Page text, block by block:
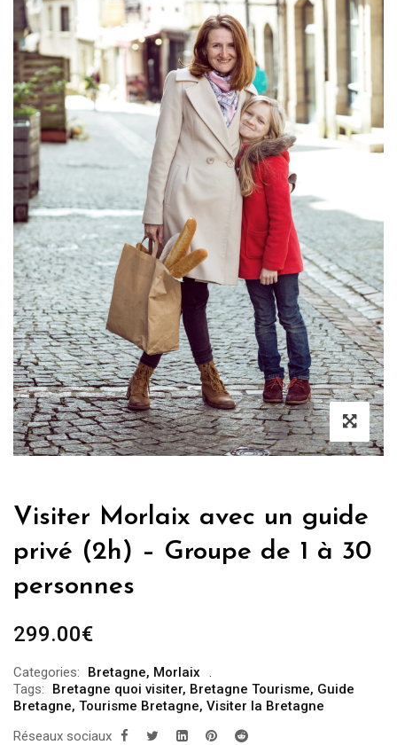
Visiter Morlaix avec un guide
privé (2h) – Groupe de 1 à 30
personnes
299.00€
Categories: Bretagne, Morlaix
Tags:
Bretagne quoi visiter, Bretagne Tourisme, Guide
Bretagne, Tourisme Bretagne, Visiter la Bretagne
Réseaux sociaux